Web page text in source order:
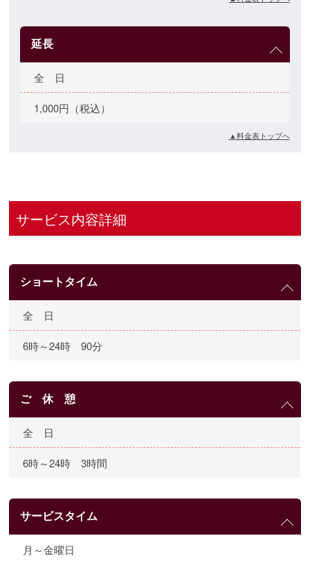
延長
全 日
1,000円（税込）
▲料金表トップへ
サービス内容詳細
ショートタイム
全 日
6時～24時 90分
ご 休 憩
全 日
6時～24時 3時間
サービスタイム
月～金曜日